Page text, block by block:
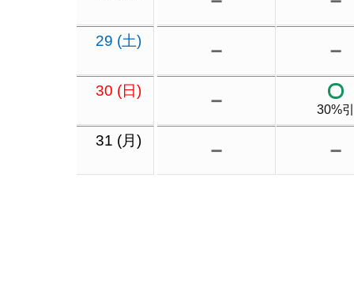
29 (土)
30 (日)
31 (月)
－ －
－ 30%引
－ －